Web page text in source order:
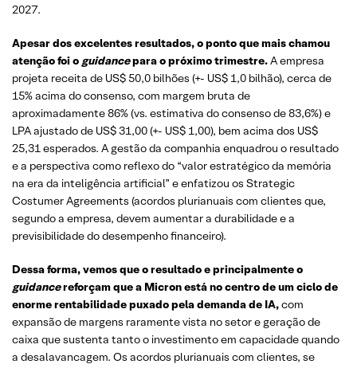
2027.
Apesar dos excelentes resultados, o ponto que mais chamou
atenção foi o guidancepara o próximo trimestre.A empresa
projeta receita de US$ 50,0 bilhões (+- US$ 1,0 bilhão), cerca de
15% acima do consenso, com margem bruta de
aproximadamente 86% (vs. estimativa do consenso de 83,6%) e
LPA ajustado de US$ 31,00 (+- US$ 1,00), bem acima dos US$
25,31 esperados. A gestão da companhia enquadrou o resultado
e a perspectiva como reflexo do “valor estratégico da memória
na era da inteligência artificial” e enfatizou os Strategic
Costumer Agreements (acordos plurianuais com clientes que,
segundo a empresa, devem aumentar a durabilidade e a
previsibilidade do desempenho financeiro).
Dessa forma, vemos que o resultado e principalmente o
guidancereforçam que a Micron está no centro de um ciclo de
enorme rentabilidade puxado pela demanda de IA,com
expansão de margens raramente vista no setor e geração de
caixa que sustenta tanto o investimento em capacidade quando
a desalavancagem. Os acordos plurianuais com clientes, se